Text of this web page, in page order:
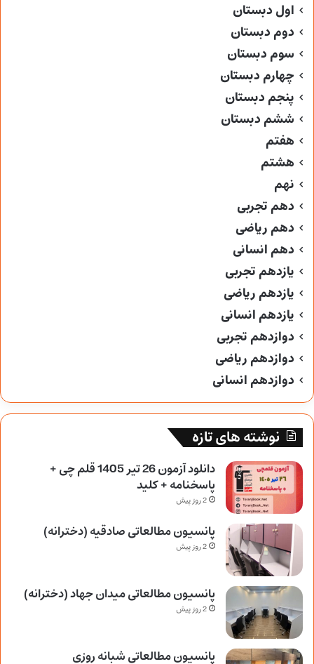
اول دبستان
دوم دبستان
سوم دبستان
چهارم دبستان
پنجم دبستان
ششم دبستان
هفتم
هشتم
نهم
دهم تجربی
دهم ریاضی
دهم انسانی
یازدهم تجربی
یازدهم ریاضی
یازدهم انسانی
دوازدهم تجربی
دوازدهم ریاضی
دوازدهم انسانی
نوشته های تازه
دانلود آزمون 26 تیر 1405 قلم چی +
پاسخنامه + کلید
2 روز پیش
پانسیون مطالعاتی صادقیه (دخترانه)
2 روز پیش
پانسیون مطالعاتی میدان جهاد (دخترانه)
2 روز پیش
پانسیون مطالعاتی شبانه روزی